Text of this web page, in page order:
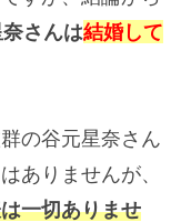
さんは結婚して
の谷元星奈さん
ありませんが、
一切ありませ